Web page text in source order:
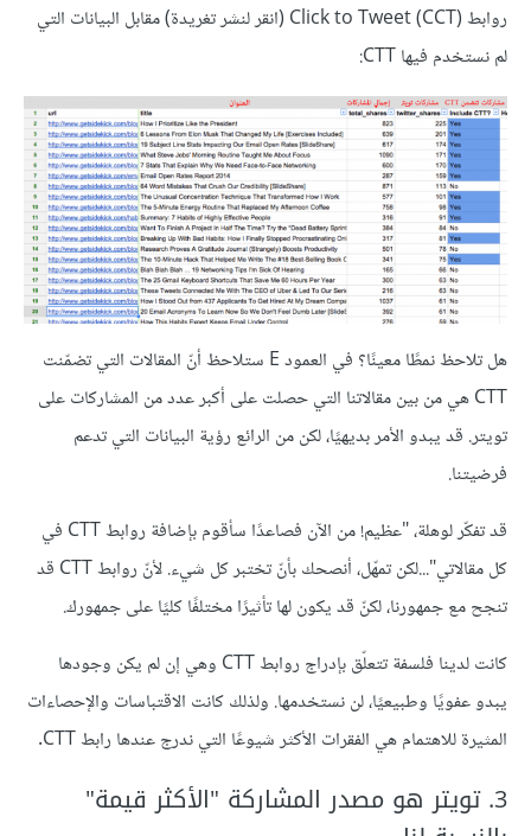
روابط (Click to Tweet (CCT (انقر لنشر تغريدة) مقابل البيانات التي
لم نستخدم فيها CTT:
هل تلاحظ نمطًا معينًا؟ في العمود E ستلاحظ أنّ المقالات التي تضمّنت
CTT هي من بين مقالاتنا التي حصلت على أكبر عدد من المشاركات على
تويتر. قد يبدو الأمر بديهيًا، لكن من الرائع رؤية البيانات التي تدعم
فرضيتنا.
قد تفكّر لوهلة، "عظيم! من الآن فصاعدًا سأقوم بإضافة روابط CTT في
كل مقالاتي"...لكن تمهّل، أنصحك بأنّ تختبر كل شيء. لأنّ روابط CTT قد
تنجح مع جمهورنا، لكنّ قد يكون لها تأثيرًا مختلفًا كليًا على جمهورك.
كانت لدينا فلسفة تتعلّق بإدراج روابط CTT وهي إن لم يكن وجودها
يبدو عفويًا وطبيعيًا، لن نستخدمها. ولذلك كانت الاقتباسات والإحصاءات
المثيرة للاهتمام هي الفقرات الأكثر شيوعًا التي ندرج عندها رابط CTT.
3. تويتر هو مصدر المشاركة "الأكثر قيمة"